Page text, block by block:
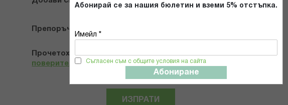
Абонирай се за нашия бюлетин и вземи 5% отстъпка.
Имейл *
Съгласен съм с общите условия на сайта
Абониране
Препоръчвам продукта
Прочетох и се съгласявам сОбщите условия и политиката за
поверителност *
ИЗПРАТИ